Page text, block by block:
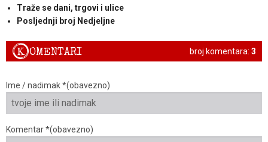
Traže se dani, trgovi i ulice
Posljednji broj Nedjeljne
broj komentara: 3
KOMENTARI
Ime / nadimak *(obavezno)
Komentar *(obavezno)